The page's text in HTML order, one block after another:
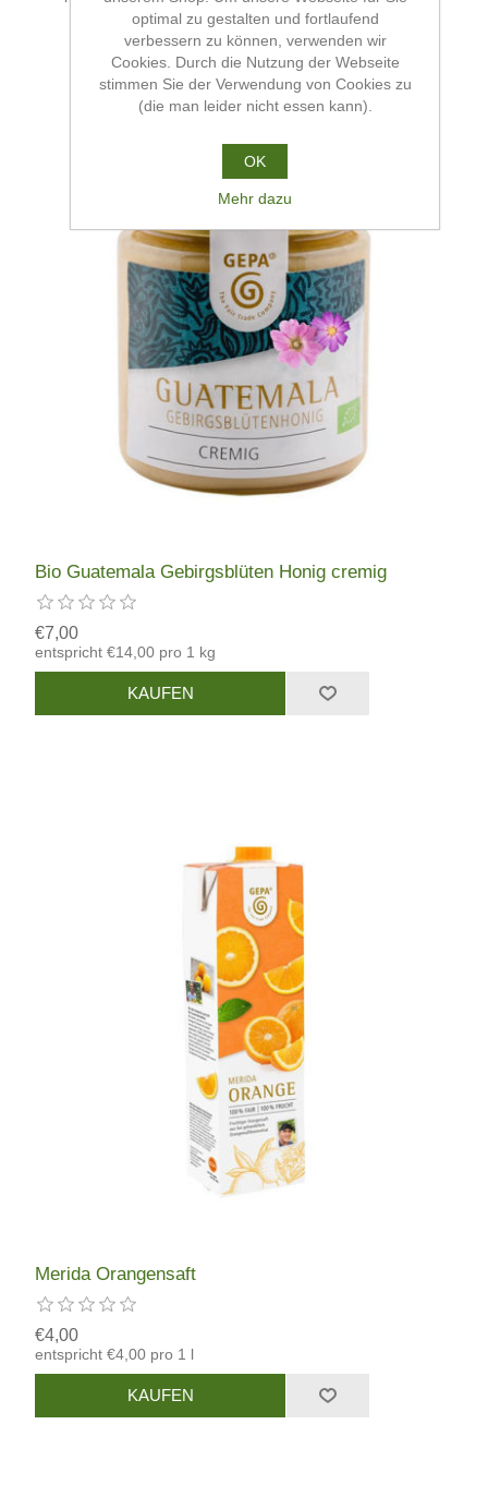
Bio Guatemala Gebirgsblüten Honig cremig
€7,00
entspricht €14,00 pro 1 kg
Merida Orangensaft
€4,00
entspricht €4,00 pro 1 l
optimal zu gestalten und fortlaufend
verbessern zu können, verwenden wir
Cookies. Durch die Nutzung der Webseite
stimmen Sie der Verwendung von Cookies zu
(die man leider nicht essen kann).
OK
Mehr dazu